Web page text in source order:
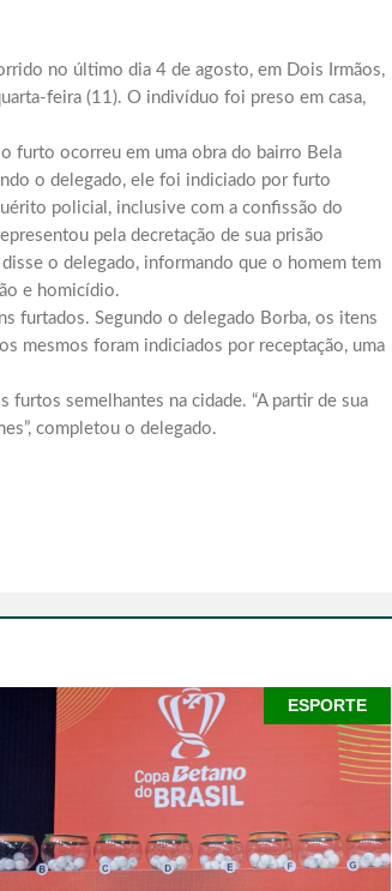
no último dia 4 de agosto, em Dois Irmãos,
feira (11). O indivíduo foi preso em casa,
furto ocorreu em uma obra do bairro Bela
o delegado, ele foi indiciado por furto
policial, inclusive com a confissão do
pela decretação de sua prisão
o delegado, informando que o homem tem
e homicídio.
furtados. Segundo o delegado Borba, os itens
mesmos foram indiciados por receptação, uma
semelhantes na cidade. “A partir de sua
completou o delegado.
ESPORTE